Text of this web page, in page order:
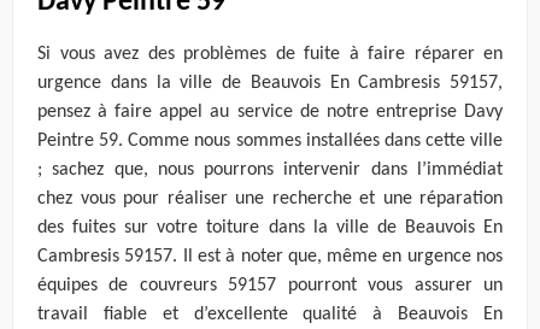
Si vous avez des problèmes de fuite à faire réparer en
urgence dans la ville de Beauvois En Cambresis 59157,
pensez à faire appel au service de notre entreprise Davy
Peintre 59. Comme nous sommes installées dans cette ville
; sachez que, nous pourrons intervenir dans l’immédiat
chez vous pour réaliser une recherche et une réparation
des fuites sur votre toiture dans la ville de Beauvois En
Cambresis 59157. Il est à noter que, même en urgence nos
équipes de couvreurs 59157 pourront vous assurer un
travail fiable et d’excellente qualité à Beauvois En